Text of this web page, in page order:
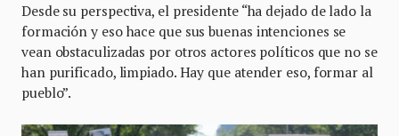
Desde su perspectiva, el presidente “ha dejado de lado la
formación y eso hace que sus buenas intenciones se
vean obstaculizadas por otros actores políticos que no se
han purificado, limpiado. Hay que atender eso, formar al
pueblo”.